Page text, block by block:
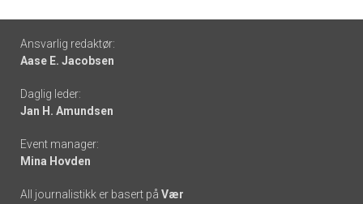
Footer
-
links
Ansvarlig redaktør:
Aase E. Jacobsen
Daglig leder:
Jan H. Amundsen
Event manager:
Mina Hovden
All journalistikk er basert på Vær